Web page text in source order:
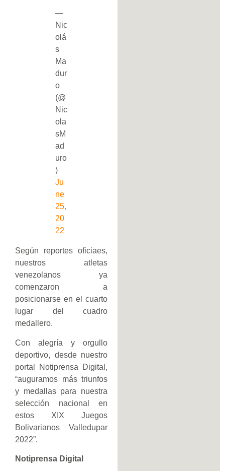
—
Nic
olá
s
Ma
dur
o
(@
Nic
ola
sM
ad
uro
)
Ju
ne
25,
20
22
Según reportes oficiaes,
nuestros atletas
venezolanos ya
comenzaron a
posicionarse en el cuarto
lugar del cuadro
medallero.
Con alegría y orgullo
deportivo, desde nuestro
portal Notiprensa Digital,
“auguramos más triunfos
y medallas para nuestra
selección nacional en
estos XIX Juegos
Bolivarianos Valledupar
2022”.
Notiprensa Digital